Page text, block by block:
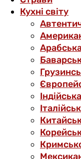
Кухні світу
Індійська